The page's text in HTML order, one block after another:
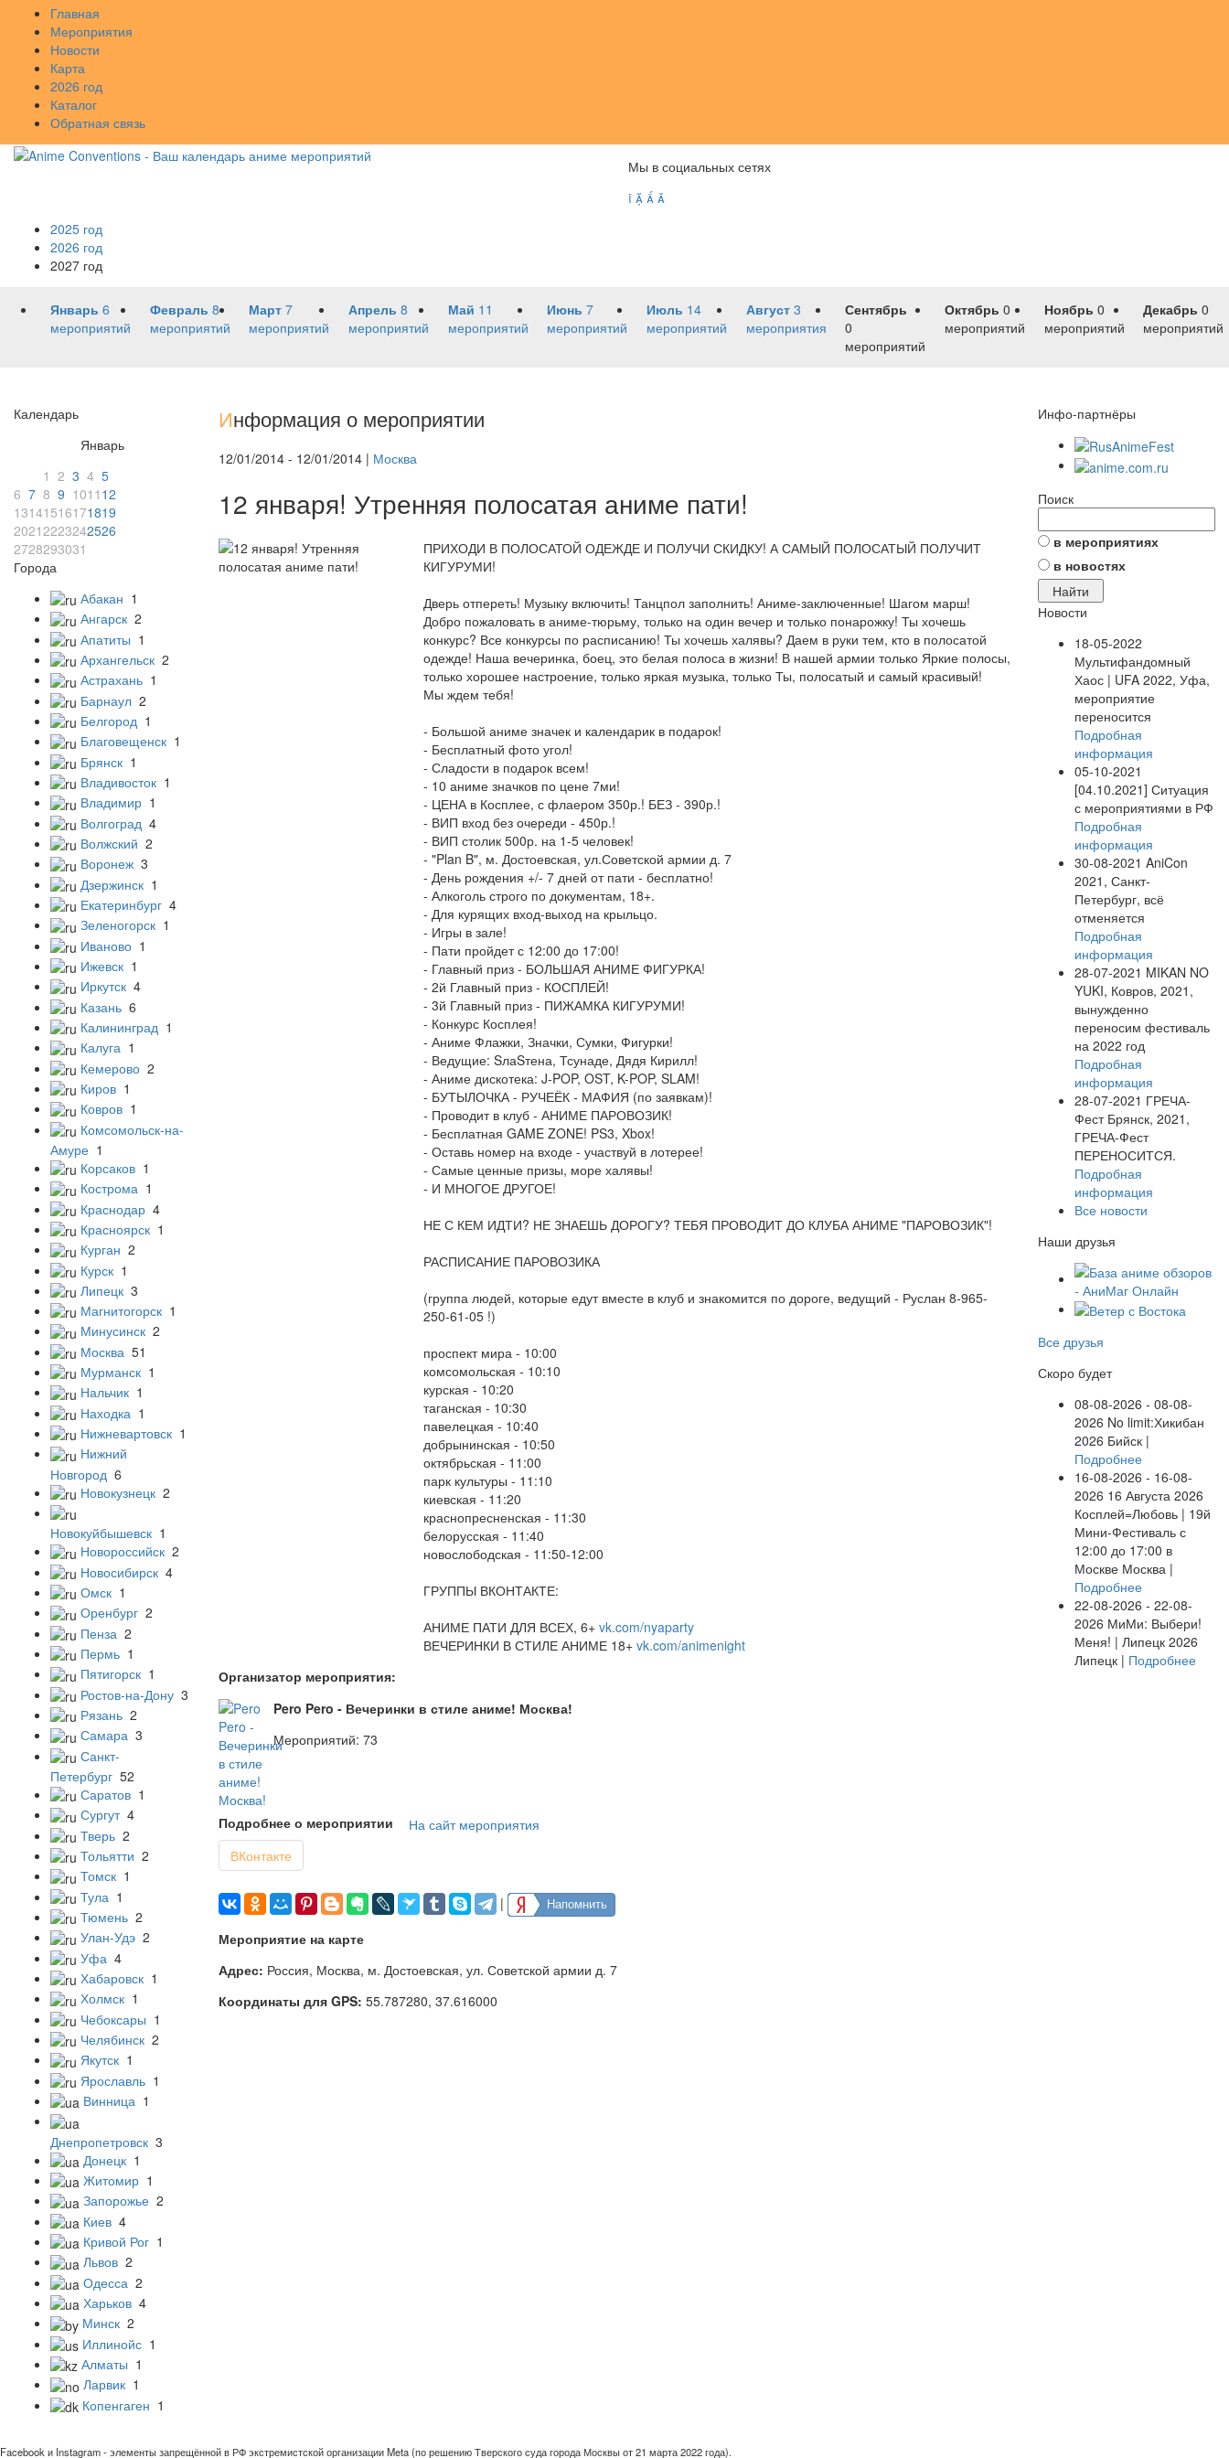
Главная
Мероприятия
Новости
Карта
2026 год
Каталог
Обратная связь
Мы в социальных сетях
   
2025 год
2026 год
2027 год
Январь 6
мероприятий
Февраль 8
мероприятий
Март 7
мероприятий
Апрель 8
мероприятий
Май 11
мероприятий
Июнь 7
мероприятий
Июль 14
мероприятий
Август 3
мероприятия
Сентябрь
0
мероприятий
Октябрь 0
мероприятий
Ноябрь 0
мероприятий
Декабрь 0
мероприятий
Календарь
Январь
1 2 3 4 5
6 7 8 9 1011 12
13141516171819
20212223242526
2728293031
Города
Абакан 1
Ангарск 2
Апатиты 1
Архангельск 2
Астрахань 1
Барнаул 2
Белгород 1
Благовещенск 1
Брянск 1
Владивосток 1
Владимир 1
Волгоград 4
Волжский 2
Воронеж 3
Дзержинск 1
Екатеринбург 4
Зеленогорск 1
Иваново 1
Ижевск 1
Иркутск 4
Казань 6
Калининград 1
Калуга 1
Кемерово 2
Киров 1
Ковров 1
Комсомольск-на-
Амуре 1
Корсаков 1
Кострома 1
Краснодар 4
Красноярск 1
Курган 2
Курск 1
Липецк 3
Магнитогорск 1
Минусинск 2
Москва 51
Мурманск 1
Нальчик 1
Находка 1
Нижневартовск 1
Нижний
Новгород 6
Новокузнецк 2
Новокуйбышевск 1
Новороссийск 2
Новосибирск 4
Омск 1
Оренбург 2
Пенза 2
Пермь 1
Пятигорск 1
Ростов-на-Дону 3
Рязань 2
Самара 3
Санкт-
Петербург 52
Саратов 1
Сургут 4
Тверь 2
Тольятти 2
Томск 1
Тула 1
Тюмень 2
Улан-Удэ 2
Уфа 4
Хабаровск 1
Холмск 1
Чебоксары 1
Челябинск 2
Якутск 1
Ярославль 1
Винница 1
Днепропетровск 3
Донецк 1
Житомир 1
Запорожье 2
Киев 4
Кривой Рог 1
Львов 2
Одесса 2
Харьков 4
Минск 2
Иллинойс 1
Алматы 1
Ларвик 1
Копенгаген 1
Информация о мероприятии
12/01/2014 - 12/01/2014 | Москва
12 января! Утренняя полосатая аниме пати!
ПРИХОДИ В ПОЛОСАТОЙ ОДЕЖДЕ И ПОЛУЧИ СКИДКУ! А САМЫЙ ПОЛОСАТЫЙ ПОЛУЧИТ
КИГУРУМИ!
Дверь отпереть! Музыку включить! Танцпол заполнить! Аниме-заключенные! Шагом марш!
Добро пожаловать в аниме-тюрьму, только на один вечер и только понарожку! Ты хочешь
конкурс? Все конкурсы по расписанию! Ты хочешь халявы? Даем в руки тем, кто в полосатой
одежде! Наша вечеринка, боец, это белая полоса в жизни! В нашей армии только Яркие полосы,
только хорошее настроение, только яркая музыка, только Ты, полосатый и самый красивый!
Мы ждем тебя!
- Большой аниме значек и календарик в подарок!
- Бесплатный фото угол!
- Сладости в подарок всем!
- 10 аниме значков по цене 7ми!
- ЦЕНА в Косплее, с флаером 350р.! БЕЗ - 390р.!
- ВИП вход без очереди - 450р.!
- ВИП столик 500р. на 1-5 человек!
- "Plan B", м. Достоевская, ул.Советской армии д. 7
- День рождения +/- 7 дней от пати - бесплатно!
- Алкоголь строго по документам, 18+.
- Для курящих вход-выход на крыльцо.
- Игры в зале!
- Пати пройдет с 12:00 до 17:00!
- Главный приз - БОЛЬШАЯ АНИМЕ ФИГУРКА!
- 2й Главный приз - КОСПЛЕЙ!
- 3й Главный приз - ПИЖАМКА КИГУРУМИ!
- Конкурс Косплея!
- Аниме Флажки, Значки, Сумки, Фигурки!
- Ведущие: SлаSтена, Тсунаде, Дядя Кирилл!
- Аниме дискотека: J-POP, OST, K-POP, SLAM!
- БУТЫЛОЧКА - РУЧЕЁК - МАФИЯ (по заявкам)!
- Проводит в клуб - АНИМЕ ПАРОВОЗИК!
- Бесплатная GAME ZONE! PS3, Xbox!
- Оставь номер на входе - участвуй в лотерее!
- Самые ценные призы, море халявы!
- И МНОГОЕ ДРУГОЕ!
НЕ С КЕМ ИДТИ? НЕ ЗНАЕШЬ ДОРОГУ? ТЕБЯ ПРОВОДИТ ДО КЛУБА АНИМЕ "ПАРОВОЗИК"!
РАСПИСАНИЕ ПАРОВОЗИКА
(группа людей, которые едут вместе в клуб и знакомится по дороге, ведущий - Руслан 8-965-
250-61-05 !)
проспект мира - 10:00
комсомольская - 10:10
курская - 10:20
таганская - 10:30
павелецкая - 10:40
добрынинская - 10:50
октябрьская - 11:00
парк культуры - 11:10
киевская - 11:20
краснопресненская - 11:30
белорусская - 11:40
новослободская - 11:50-12:00
ГРУППЫ ВКОНТАКТЕ:
АНИМЕ ПАТИ ДЛЯ ВСЕХ, 6+ vk.com/nyaparty
ВЕЧЕРИНКИ В СТИЛЕ АНИМЕ 18+ vk.com/animenight
Организатор мероприятия:
Pero Pero - Вечеринки в стиле аниме! Москва!
Мероприятий: 73
Подробнее о мероприятии
На сайт мероприятия
ВКонтакте
| Напомнить
Мероприятие на карте
Адрес: Россия, Москва, м. Достоевская, ул. Советской армии д. 7
Координаты для GPS: 55.787280, 37.616000
Инфо-партнёры
Поиск
в мероприятиях
в новостях
Новости
18-05-2022
Мультифандомный
Хаос | UFA 2022, Уфа,
мероприятие
переносится
Подробная
информация
05-10-2021
[04.10.2021] Ситуация
с мероприятиями в РФ
Подробная
информация
30-08-2021 AniCon
2021, Санкт-
Петербург, всё
отменяется
Подробная
информация
28-07-2021 MIKAN NO
YUKI, Ковров, 2021,
вынужденно
переносим фестиваль
на 2022 год
Подробная
информация
28-07-2021 ГРЕЧА-
Фест Брянск, 2021,
ГРЕЧА-Фест
ПЕРЕНОСИТСЯ.
Подробная
информация
Все новости
Наши друзья
Все друзья
Скоро будет
08-08-2026 - 08-08-
2026 No limit:Хикибан
2026 Бийск |
Подробнее
16-08-2026 - 16-08-
2026 16 Августа 2026
Косплей=Любовь | 19й
Мини-Фестиваль с
12:00 до 17:00 в
Москве Москва |
Подробнее
22-08-2026 - 22-08-
2026 МиМи: Выбери!
Меня! | Липецк 2026
Липецк | Подробнее
Facebook и Instagram - элементы запрещённой в РФ экстремистской организации Meta (по решению Тверского суда города Москвы от 21 марта 2022 года).